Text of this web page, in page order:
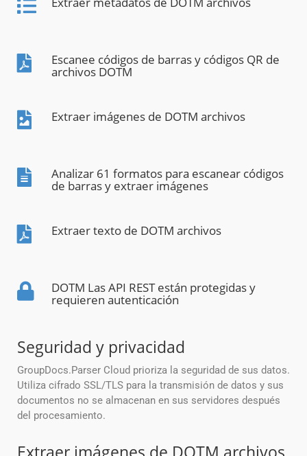
Escanee códigos de barras y códigos QR de
archivos DOTM
Extraer imágenes de DOTM archivos
Analizar 61 formatos para escanear códigos
de barras y extraer imágenes
Extraer texto de DOTM archivos
DOTM Las API REST están protegidas y
requieren autenticación
Seguridad y privacidad
GroupDocs.Parser Cloud prioriza la seguridad de sus datos.
Utiliza cifrado SSL/TLS para la transmisión de datos y sus
documentos no se almacenan en sus servidores después
del procesamiento.